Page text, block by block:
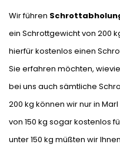
Wir führen
ein Schrottgewicht von 200
hierfür kostenlos einen
Sie erfahren möchten,
bei uns auch sämtliche
200 kg können wir nur in
von 150 kg sogar kostenlos
unter 150 kg müßten wir